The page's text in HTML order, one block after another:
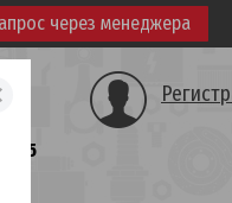
через менеджера
25